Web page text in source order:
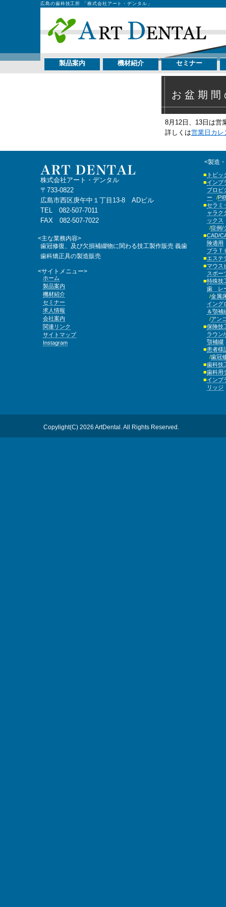
広島の歯科技工所 「株式会社アート・デンタル」
製品案内 機材紹介 セミナー
お盆期
8月12日、13日は営
詳しくは営業日カレ
株式会社アート・デンタル
〒733-0822
広島市西区庚午中１丁目13-8 ADビル
TEL 082-507-7011
FAX 082-507-7022
<主な業務内容>
歯冠修復、及び欠損補綴物に関わる技工製作販売 義歯
歯科矯正具の製造販売
<サイトメニュー>
ホーム
製品案内
機材紹介
セミナー
求人情報
会社案内
関連リンク
サイトマップ
Instagram
<製造
トピ
インプ
プロビ
ー
セラミ
ャラク
ックス
症例/
CAD/
険適用
プラ
エステ
マウス
スポー
特殊技
歯 レ
金属
イング
＆顎補
アン
保険技
ラウン
顎補綴
患者様
歯冠
歯科技
歯科用
インプ
リッジ
Copylight(C) 2026 ArtDental. All Rights Reserved.